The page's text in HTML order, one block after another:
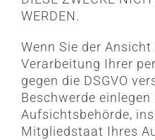
WERDEN.
Wenn Sie der
Verarbeitung Ihrer
gegen die DSGVO
Beschwerde einlegen
Aufsichtsbehörde,
Mitgliedstaat Ihres